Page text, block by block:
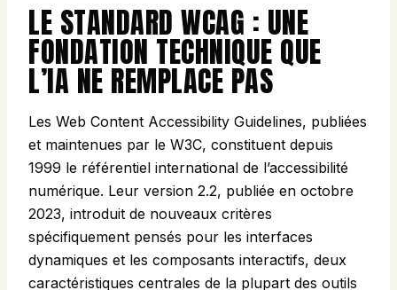
LE STANDARD WCAG : UNE
FONDATION TECHNIQUE QUE
L’IA NE REMPLACE PAS
Les Web Content Accessibility Guidelines, publiées
et maintenues par le W3C, constituent depuis
1999 le référentiel international de l’accessibilité
numérique. Leur version 2.2, publiée en octobre
2023, introduit de nouveaux critères
spécifiquement pensés pour les interfaces
dynamiques et les composants interactifs, deux
caractéristiques centrales de la plupart des outils